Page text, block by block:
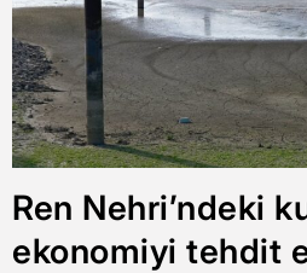
Ren Nehri’ndeki
ekonomiyi tehdit